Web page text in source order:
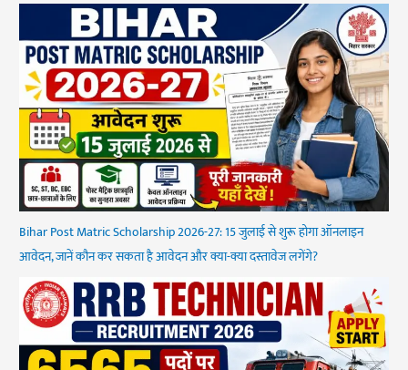
Bihar Post Matric Scholarship 2026-27: 15 जुलाई से शुरू होगा ऑनलाइन
आवेदन, जानें कौन कर सकता है आवेदन और क्या-क्या दस्तावेज लगेंगे?